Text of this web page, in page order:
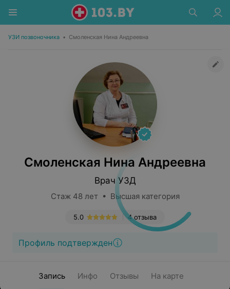
УЗИ позвоночника • Смоленская Нина Андреевна
Смоленская Нина Андреевна
Врач УЗД
Стаж 48 лет • Высшая категория
4 отзыва
5.0
Профиль подтвержден
Запись Инфо Отзывы На карте